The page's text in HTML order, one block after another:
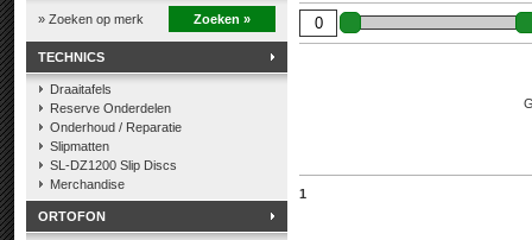
» Zoeken op merk Zoeken »
TECHNICS
Draaitafels
Reserve Onderdelen
Onderhoud / Reparatie
Slipmatten
SL-DZ1200 Slip Discs
Merchandise
ORTOFON
1